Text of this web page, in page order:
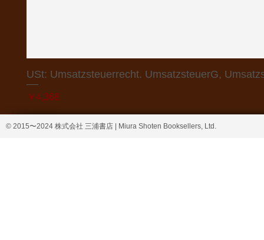
USt: Umsatzsteuerrecht. UmsatzsteuerG,
価格
￥4,368
© 2015〜2024 株式会社 三浦書店 | Miura Shoten Booksellers, Ltd.